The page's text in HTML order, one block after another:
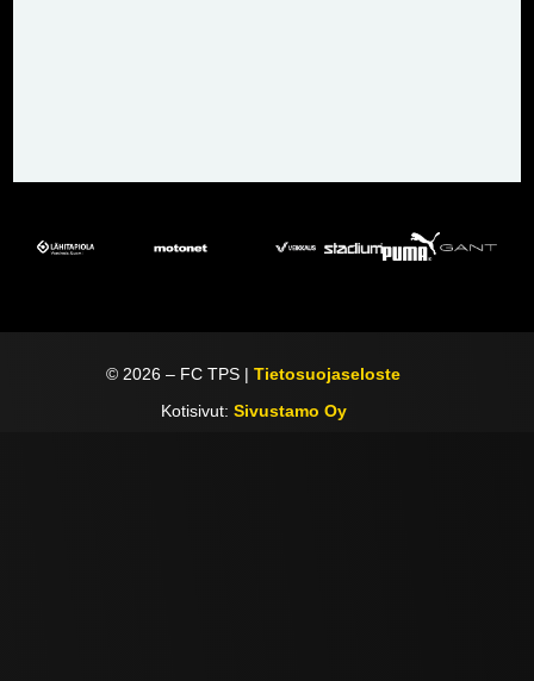
©2026 – FC TPS |Tietosuojaseloste
Kotisivut: Sivustamo Oy